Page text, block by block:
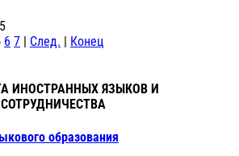
6 7 | След. | Конец
ИНОСТРАННЫХ ЯЗЫКОВ И
образования